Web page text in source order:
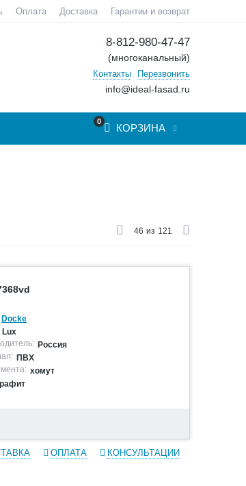
Оплата Доставка Гарантии и возврат
8-812-980-47-47
(многоканальный)
Контакты Перезвонить
info@ideal-fasad.ru
0
КОРЗИНА
46 из 121
Docke
Lux
Россия
ПВХ
хомут
ОПЛАТА КОНСУЛЬТАЦИИ